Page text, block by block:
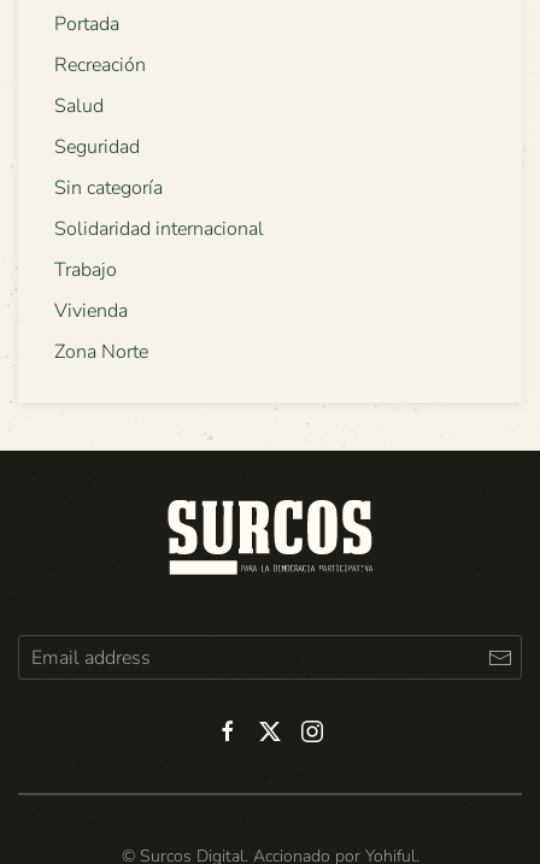
Portada
Recreación
Salud
Seguridad
Sin categoría
Solidaridad internacional
Trabajo
Vivienda
Zona Norte
© Surcos Digital. Accionado por Yohiful.